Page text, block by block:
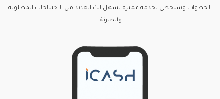
الخطوات وستحظى بخدمة مميزة تسهل لك العديد من الاحتياجات المطلوبة
والطارئة.